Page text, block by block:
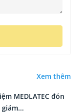
Xem thêm
MEDLATEC đón